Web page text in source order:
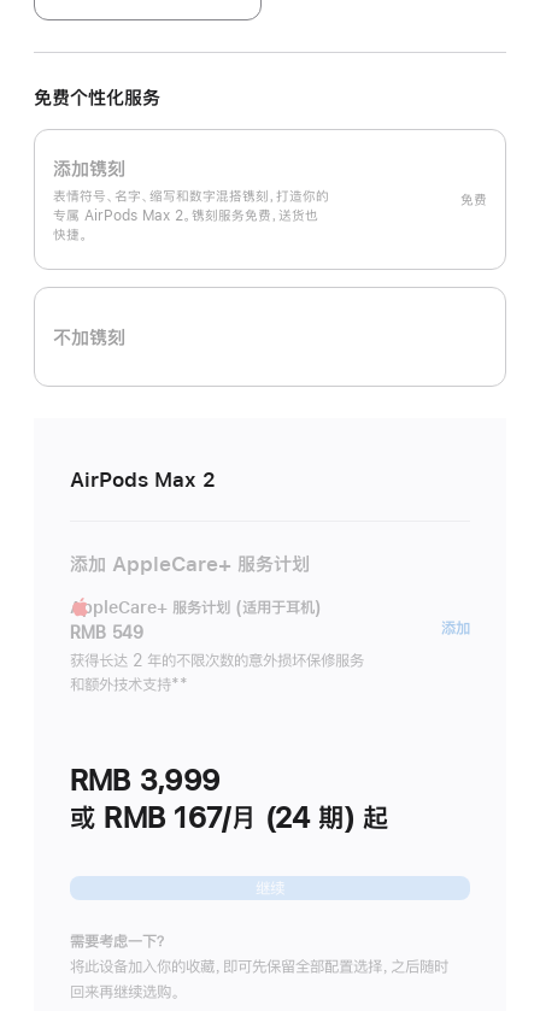
免费个性化服务
添加镌刻
表情符号、名字、缩写和数字混搭镌刻，打造你的
专属 AirPods Max 2。镌刻服务免费，送货也
快捷。
免费
不加镌刻
AirPods Max 2
添加 AppleCare+ 服务计划
AppleCare+ 服务计划 (适用于耳机)
RMB 549
获得长达 2 年的不限次数的意外损坏保修服务
和额外技术支持脚
**
添加
RMB 3,999
或 RMB 167/月 (24 期) 起
继续
需要考虑一下？
将此设备加入你的收藏，即可先保留全部配置选择，之后随时
回来再继续选购。